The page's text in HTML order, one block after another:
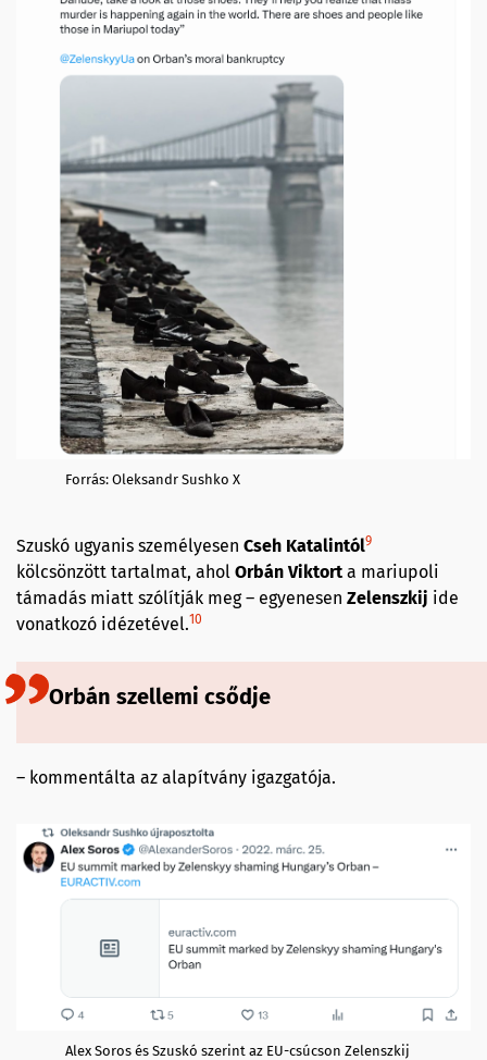
Forrás: Oleksandr Sushko X
Szuskó ugyanis személyesen Cseh Katalintól9
kölcsönzött tartalmat, ahol Orbán Viktorta mariupoli
támadás miatt szólítják meg – egyenesen Zelenszkij ide
vonatkozó idézetével.10
Orbán szellemi csődje
– kommentálta az alapítvány igazgatója.
Alex Soros és Szuskó szerint az EU-csúcson Zelenszkij